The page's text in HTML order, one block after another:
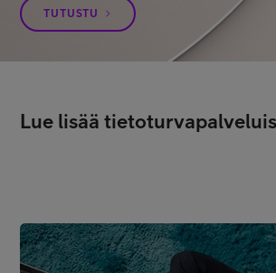
TUTUSTU
Lue lisää